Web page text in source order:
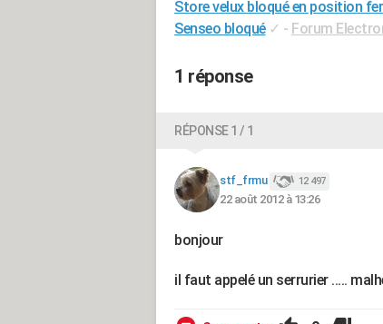
Store velux bloqué en position
Senseo bloqué ✓ - Forum
1 réponse
RÉPONSE 1 / 1
stf_frmu 12 497
22 août 2012 à 13:26
bonjour
il faut appelé un serrurier .....